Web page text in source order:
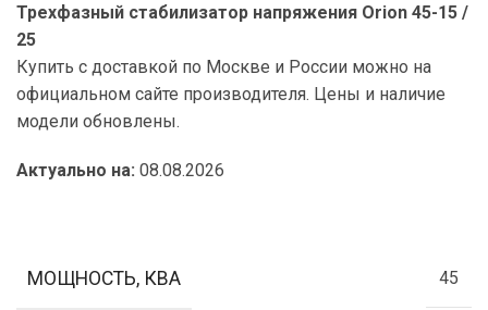
Трехфазный стабилизатор напряжения Orion 45-15 /
25
Купить с доставкой по Москве и России можно на
официальном сайте производителя. Цены и наличие
модели обновлены.
Актуально на: 08.08.2026
МОЩНОСТЬ, КВА 45